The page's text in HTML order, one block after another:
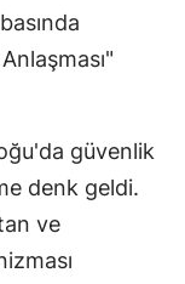
güvenlik
denk geldi.
ve